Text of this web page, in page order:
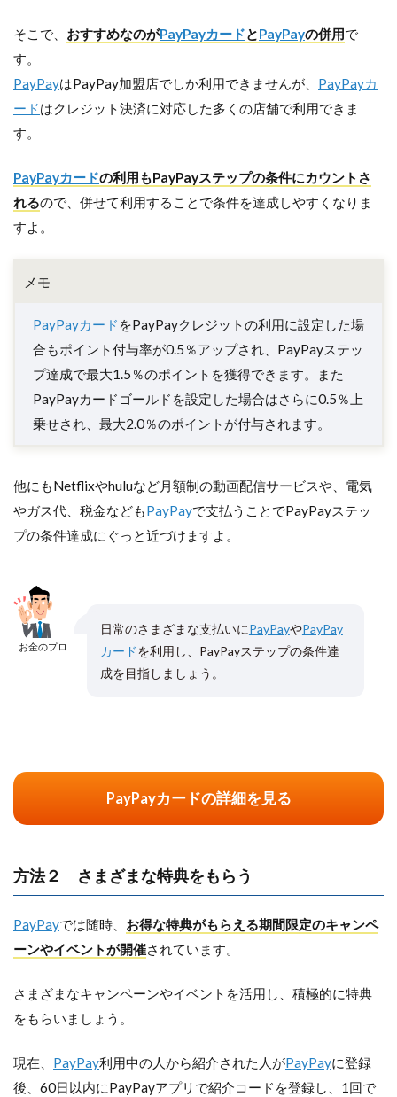
そこで、 おすすめなのがPayPayカードとPayPayの併用で
す。
PayPayはPayPay加盟店でしか利用できませんが、 PayPayカ
ードはクレジット決済に対応した多くの店舗で利用できま
す。
PayPayカードの利用もPayPayステップの条件にカウントさ
れるので、併せて利用することで条件を達成しやすくなりま
すよ。
メモ
PayPayカード をPayPayクレジットの利用に設定した場
合もポイント付与率が0.5％アップされ、PayPayステッ
プ達成で最大1.5％のポイントを獲得できます。また
PayPayカードゴールドを設定した場合はさらに0.5％上
乗せされ、最大2.0％のポイントが付与されます。
他にもNetflixやhuluなど月額制の動画配信サービスや、電気
やガス代、税金などもPayPayで支払うことでPayPayステッ
プの条件達成にぐっと近づけますよ。
お金のプロ
日常のさまざまな支払いにPayPayやPayPay
カードを利用し、PayPayステップの条件達
成を目指しましょう。
PayPayカードの詳細を見る
方法２ さまざまな特典をもらう
PayPayでは随時、 お得な特典がもらえる期間限定のキャンペ
ーンやイベントが開催されています。
さまざまなキャンペーンやイベントを活用し、積極的に特典
をもらいましょう。
現在、 PayPay利用中の人から紹介された人がPayPayに登録
後、60日以内にPayPayアプリで紹介コードを登録し、1回で